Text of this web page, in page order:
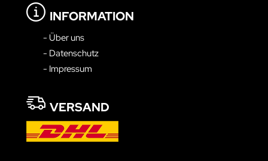
INFORMATION
- Über uns
- Datenschutz
- Impressum
VERSAND